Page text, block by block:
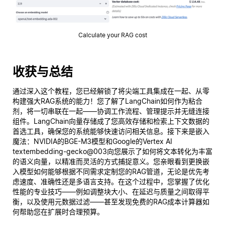
Calculate your RAG cost
收获与总结
通过深入这个教程，您已经解锁了将尖端工具集成在一起、从零
构建强大RAG系统的能力！您了解了LangChain如何作为粘合
剂，将一切串联在一起——协调工作流程、管理提示并无缝连接
组件。LangChain向量存储成了您高效存储和检索上下文数据的
首选工具，确保您的系统能够快速访问相关信息。接下来是嵌入
魔法：NVIDIA的BGE-M3模型和Google的Vertex AI
textembedding-gecko@003向您展示了如何将文本转化为丰富
的语义向量，以精准而灵活的方式捕捉意义。您亲眼看到更换嵌
入模型如何能够根据不同需求定制您的RAG管道，无论是优先考
虑速度、准确性还是多语言支持。在这个过程中，您掌握了优化
性能的专业技巧——例如调整块大小、在延迟与质量之间取得平
衡，以及使用元数据过滤——甚至发现免费的RAG成本计算器如
何帮助您在扩展时合理预算。